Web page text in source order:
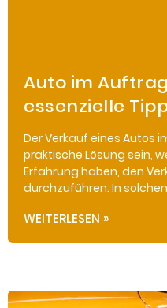
Auto im
essenzielle
Der Verkauf eines Autos
praktische Lösung sein,
Erfahrung haben, den
durchzuführen. In
WEITERLESEN »